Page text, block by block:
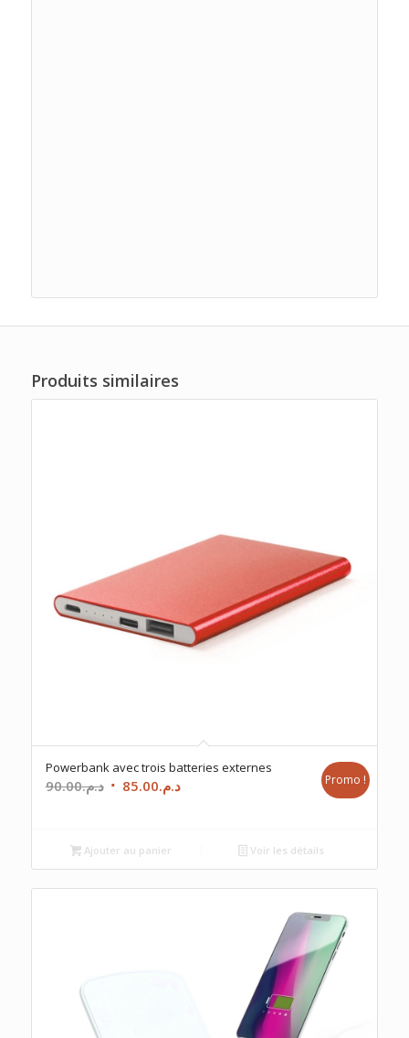
Produits similaires
Powerbank avec trois batteries externes
د.م.90.00
Le
était :
د.م.90.00.
د.م.85.00
Le
د.م.85.00.
Promo !
Ajouter au panier Voir les détails